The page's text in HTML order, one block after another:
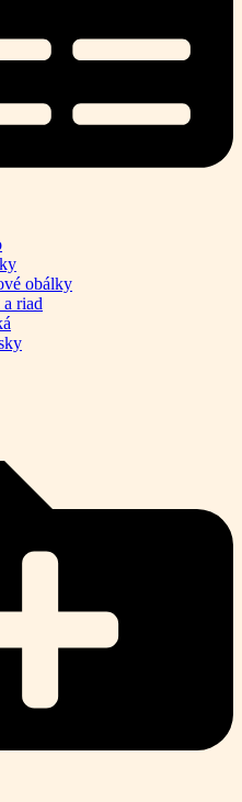
obálky
riad